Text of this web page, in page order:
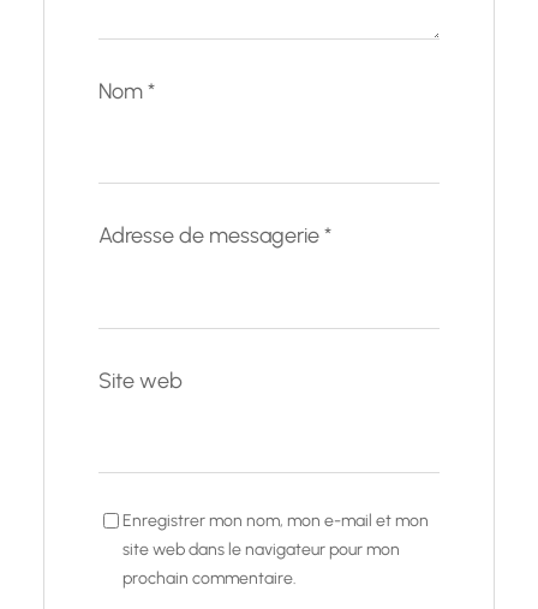
Nom*
Adresse de messagerie*
Site web
Enregistrer mon nom, mon e-mail et mon
site web dans le navigateur pour mon
prochain commentaire.